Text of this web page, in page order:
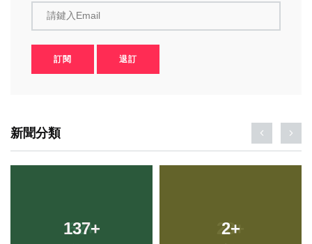
請鍵入Email
訂閱 退訂
新聞分類
137+ 2+